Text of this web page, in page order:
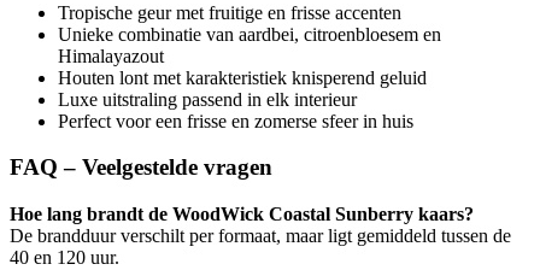
Tropische geur met fruitige en frisse accenten
Unieke combinatie van aardbei, citroenbloesem en
Himalayazout
Houten lont met karakteristiek knisperend geluid
Luxe uitstraling passend in elk interieur
Perfect voor een frisse en zomerse sfeer in huis
FAQ – Veelgestelde vragen
Hoe lang brandt de WoodWick Coastal Sunberry kaars?
De brandduur verschilt per formaat, maar ligt gemiddeld tussen de
40 en 120 uur.